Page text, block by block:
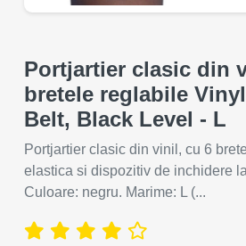
Portjartier clasic din
bretele reglabile
Belt, Black Level - L
Portjartier clasic din vinil, cu 6
elastica si dispozitiv de inchidere
Culoare: negru. Marime: L (...